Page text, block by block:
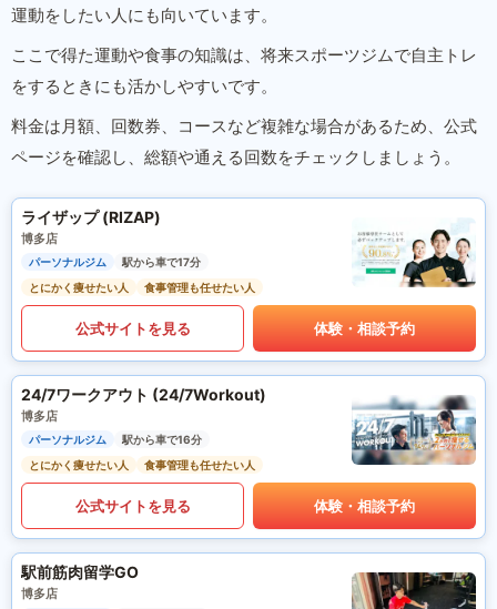
運動をしたい人にも向いています。
ここで得た運動や食事の知識は、将来スポーツジムで自主トレ
をするときにも活かしやすいです。
料金は月額、回数券、コースなど複雑な場合があるため、公式
ページを確認し、総額や通える回数をチェックしましょう。
ライザップ (RIZAP)
博多店
パーソナルジム
駅から車で17分
とにかく痩せたい人
食事管理も任せたい人
公式サイトを見る 体験・相談予約
24/7ワークアウト (24/7Workout)
博多店
パーソナルジム
駅から車で16分
とにかく痩せたい人
食事管理も任せたい人
公式サイトを見る 体験・相談予約
駅前筋肉留学GO
博多店